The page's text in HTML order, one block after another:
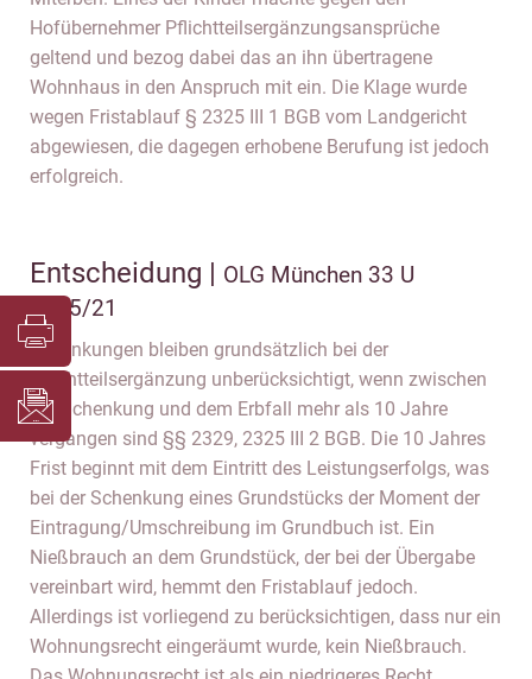
Hofübernehmer Pflichtteilsergänzungsansprüche
geltend und bezog dabei das an ihn übertragene
Wohnhaus in den Anspruch mit ein. Die Klage wurde
wegen Fristablauf § 2325 III 1 BGB vom Landgericht
abgewiesen, die dagegen erhobene Berufung ist jedoch
erfolgreich.
Entscheidung | OLG München 33 U
5525/21
Schenkungen bleiben grundsätzlich bei der
Pflichtteilsergänzung unberücksichtigt, wenn zwischen
der Schenkung und dem Erbfall mehr als 10 Jahre
vergangen sind §§ 2329, 2325 III 2 BGB. Die 10 Jahres
Frist beginnt mit dem Eintritt des Leistungserfolgs, was
bei der Schenkung eines Grundstücks der Moment der
Eintragung/Umschreibung im Grundbuch ist. Ein
Nießbrauch an dem Grundstück, der bei der Übergabe
vereinbart wird, hemmt den Fristablauf jedoch.
Allerdings ist vorliegend zu berücksichtigen, dass nur ein
Wohnungsrecht eingeräumt wurde, kein Nießbrauch.